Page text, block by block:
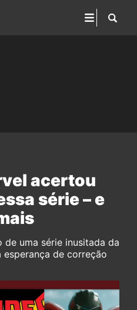
acertou
série – e
uma série inusitada da
de correção